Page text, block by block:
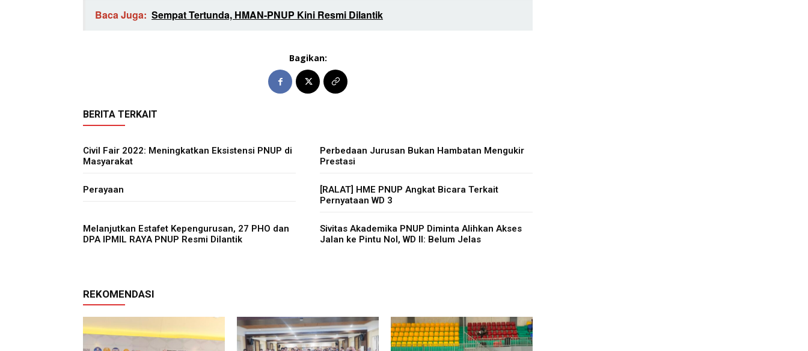
Baca Juga: Sempat Tertunda, HMAN-PNUP Kini Resmi Dilantik
Bagikan:
BERITA TERKAIT
Civil Fair 2022: Meningkatkan Eksistensi PNUP di
Masyarakat
Perbedaan Jurusan Bukan Hambatan Mengukir
Prestasi
Perayaan
[RALAT] HME PNUP Angkat Bicara Terkait
Pernyataan WD 3
Melanjutkan Estafet Kepengurusan, 27 PHO dan
DPA IPMIL RAYA PNUP Resmi Dilantik
Sivitas Akademika PNUP Diminta Alihkan Akses
Jalan ke Pintu Nol, WD II: Belum Jelas
REKOMENDASI